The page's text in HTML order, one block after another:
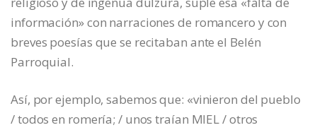
información» con narraciones de romancero y con
breves poesías que se recitaban ante el Belén
Parroquial.
Así, por ejemplo, sabemos que: «vinieron del pueblo
/ todos en romería; / unos traían MIEL / otros